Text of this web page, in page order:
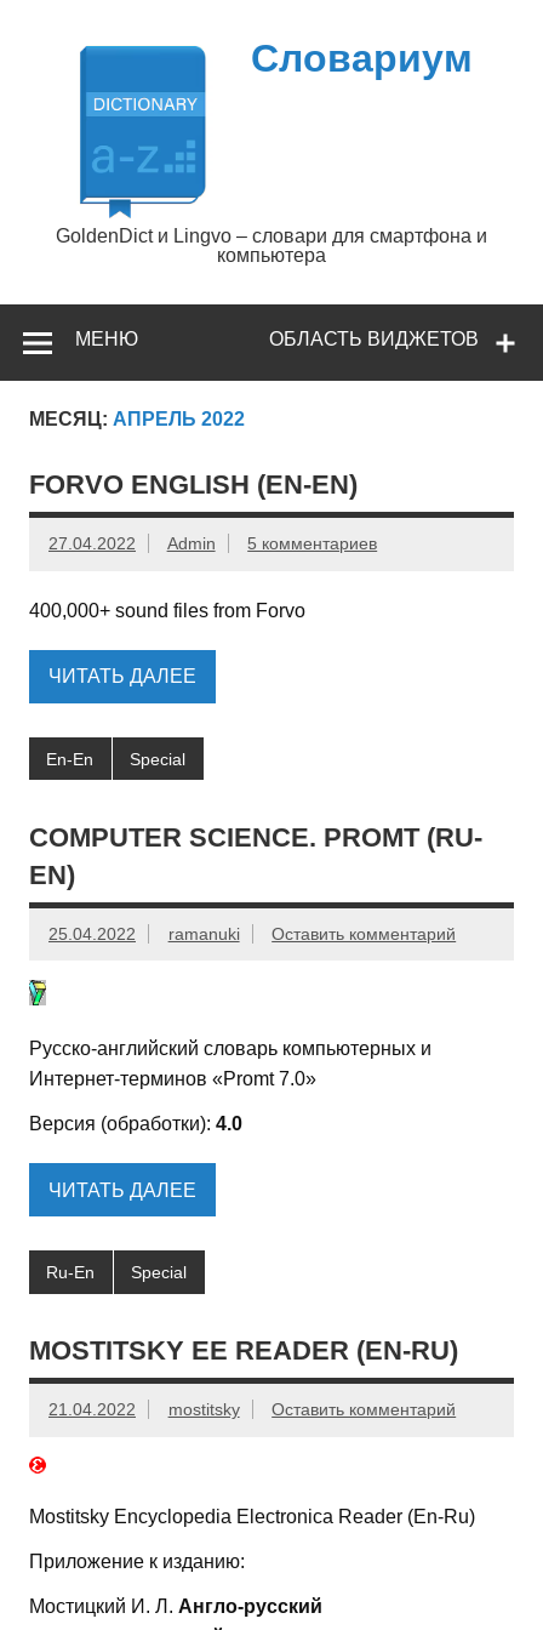
содержимому
Словариум
GoldenDict и Lingvo – словари для смартфона и
компьютера
ОБЛАСТЬ ВИДЖЕТОВ
МЕНЮ
МЕСЯЦ: АПРЕЛЬ 2022
FORVO ENGLISH (EN-EN)
27.04.2022 Admin 5 комментариев
400,000+ sound files from Forvo
ЧИТАТЬ ДАЛЕЕ
En-En Special
COMPUTER SCIENCE. PROMT (RU-
EN)
25.04.2022 ramanuki Оставить комментарий
Русско-английский словарь компьютерных и
Интернет-терминов «Promt 7.0»
Версия (обработки): 4.0
ЧИТАТЬ ДАЛЕЕ
Ru-En Special
MOSTITSKY EE READER (EN-RU)
21.04.2022 mostitsky Оставить комментарий
Mostitsky Encyclopedia Electronica Reader (En-Ru)
Приложение к изданию:
Мостицкий И. Л. Англо-русский